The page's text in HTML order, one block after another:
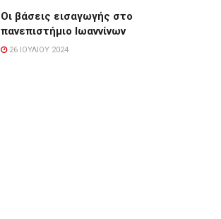
Οι βάσεις εισαγωγής στο
πανεπιστήμιο Ιωαννίνων
26 ΙΟΥΛΊΟΥ 2024